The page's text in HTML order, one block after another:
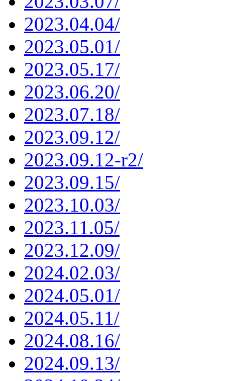
2023.04.04/
2023.05.01/
2023.05.17/
2023.06.20/
2023.07.18/
2023.09.12/
2023.09.12-r2/
2023.09.15/
2023.10.03/
2023.11.05/
2023.12.09/
2024.02.03/
2024.05.01/
2024.05.11/
2024.08.16/
2024.09.13/